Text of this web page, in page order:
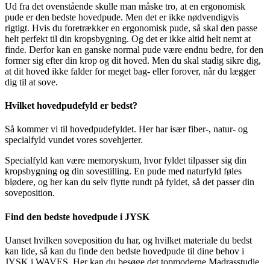
Ud fra det ovenstående skulle man måske tro, at en ergonomisk
pude er den bedste hovedpude. Men det er ikke nødvendigvis
rigtigt. Hvis du foretrækker en ergonomisk pude, så skal den passe
helt perfekt til din kropsbygning. Og det er ikke altid helt nemt at
finde. Derfor kan en ganske normal pude være endnu bedre, for den
former sig efter din krop og dit hoved. Men du skal stadig sikre dig,
at dit hoved ikke falder for meget bag- eller forover, når du lægger
dig til at sove.
Hvilket hovedpudefyld er bedst?
Så kommer vi til hovedpudefyldet. Her har især fiber-, natur- og
specialfyld vundet vores sovehjerter.
Specialfyld kan være memoryskum, hvor fyldet tilpasser sig din
kropsbygning og din sovestilling. En pude med naturfyld føles
blødere, og her kan du selv flytte rundt på fyldet, så det passer din
soveposition.
Find den bedste hovedpude i JYSK
Uanset hvilken soveposition du har, og hvilket materiale du bedst
kan lide, så kan du finde den bedste hovedpude til dine behov i
JYSK i WAVES. Her kan du besøge det topmoderne Madrasstudie,